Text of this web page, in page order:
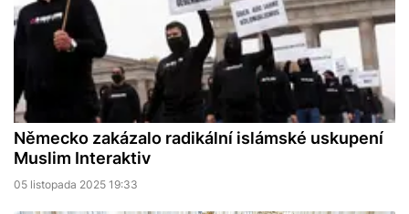
Německo zakázalo radikální islámské uskupení
Muslim Interaktiv
05 listopada 2025 19:33